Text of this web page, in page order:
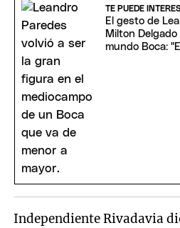
TE PUEDE
El gesto de
Milton Delgado
mundo Boca:
Independiente Rivadavia